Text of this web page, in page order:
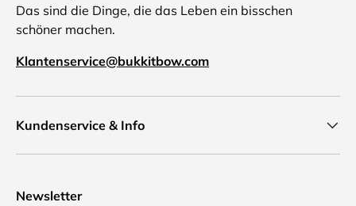
Das sind die Dinge, die das Leben ein bisschen
schöner machen.
Klantenservice@bukkitbow.com
Kundenservice & Info
Newsletter